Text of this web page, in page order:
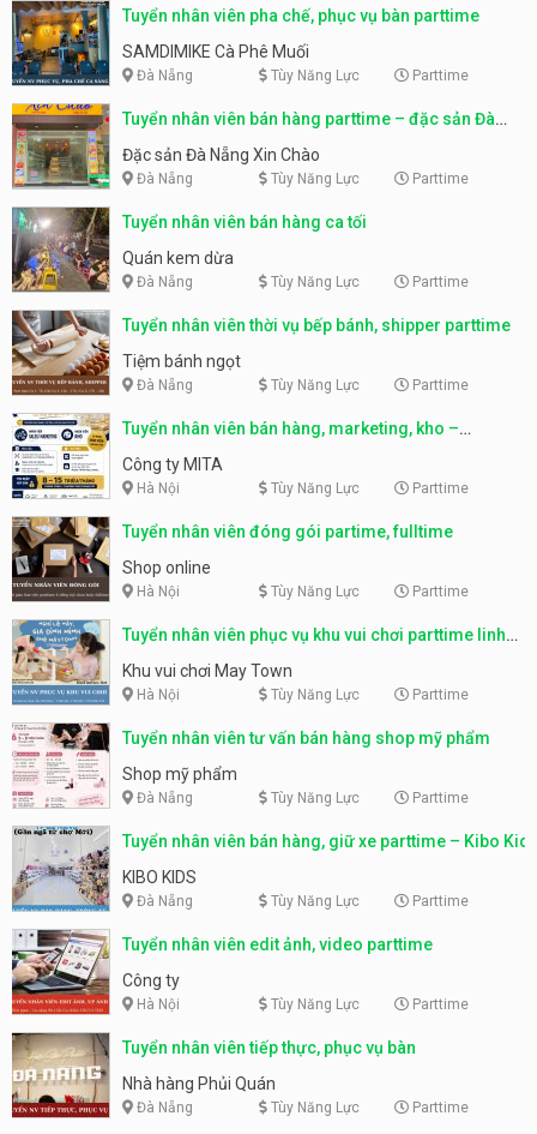
Tuyển nhân viên pha chế, phục vụ bàn parttime
SAMDIMIKE Cà Phê Muối
Đà Nẵng Tùy Năng Lực Parttime
Tuyển nhân viên bán hàng parttime – đặc sản Đà
Nẵng
Đặc sản Đà Nẵng Xin Chào
Đà Nẵng Tùy Năng Lực Parttime
Tuyển nhân viên bán hàng ca tối
Quán kem dừa
Đà Nẵng Tùy Năng Lực Parttime
Tuyển nhân viên thời vụ bếp bánh, shipper parttime
Tiệm bánh ngọt
Đà Nẵng Tùy Năng Lực Parttime
Tuyển nhân viên bán hàng, marketing, kho –
parttime, fulltime
Công ty MITA
Hà Nội Tùy Năng Lực Parttime
Tuyển nhân viên đóng gói partime, fulltime
Shop online
Hà Nội Tùy Năng Lực Parttime
Tuyển nhân viên phục vụ khu vui chơi parttime linh
động
Khu vui chơi May Town
Hà Nội Tùy Năng Lực Parttime
Tuyển nhân viên tư vấn bán hàng shop mỹ phẩm
Shop mỹ phẩm
Đà Nẵng Tùy Năng Lực Parttime
Tuyển nhân viên bán hàng, giữ xe parttime – Kibo Kid
KIBO KIDS
Đà Nẵng Tùy Năng Lực Parttime
Tuyển nhân viên edit ảnh, video parttime
Công ty
Hà Nội Tùy Năng Lực Parttime
Tuyển nhân viên tiếp thực, phục vụ bàn
Nhà hàng Phủi Quán
Đà Nẵng Tùy Năng Lực Parttime